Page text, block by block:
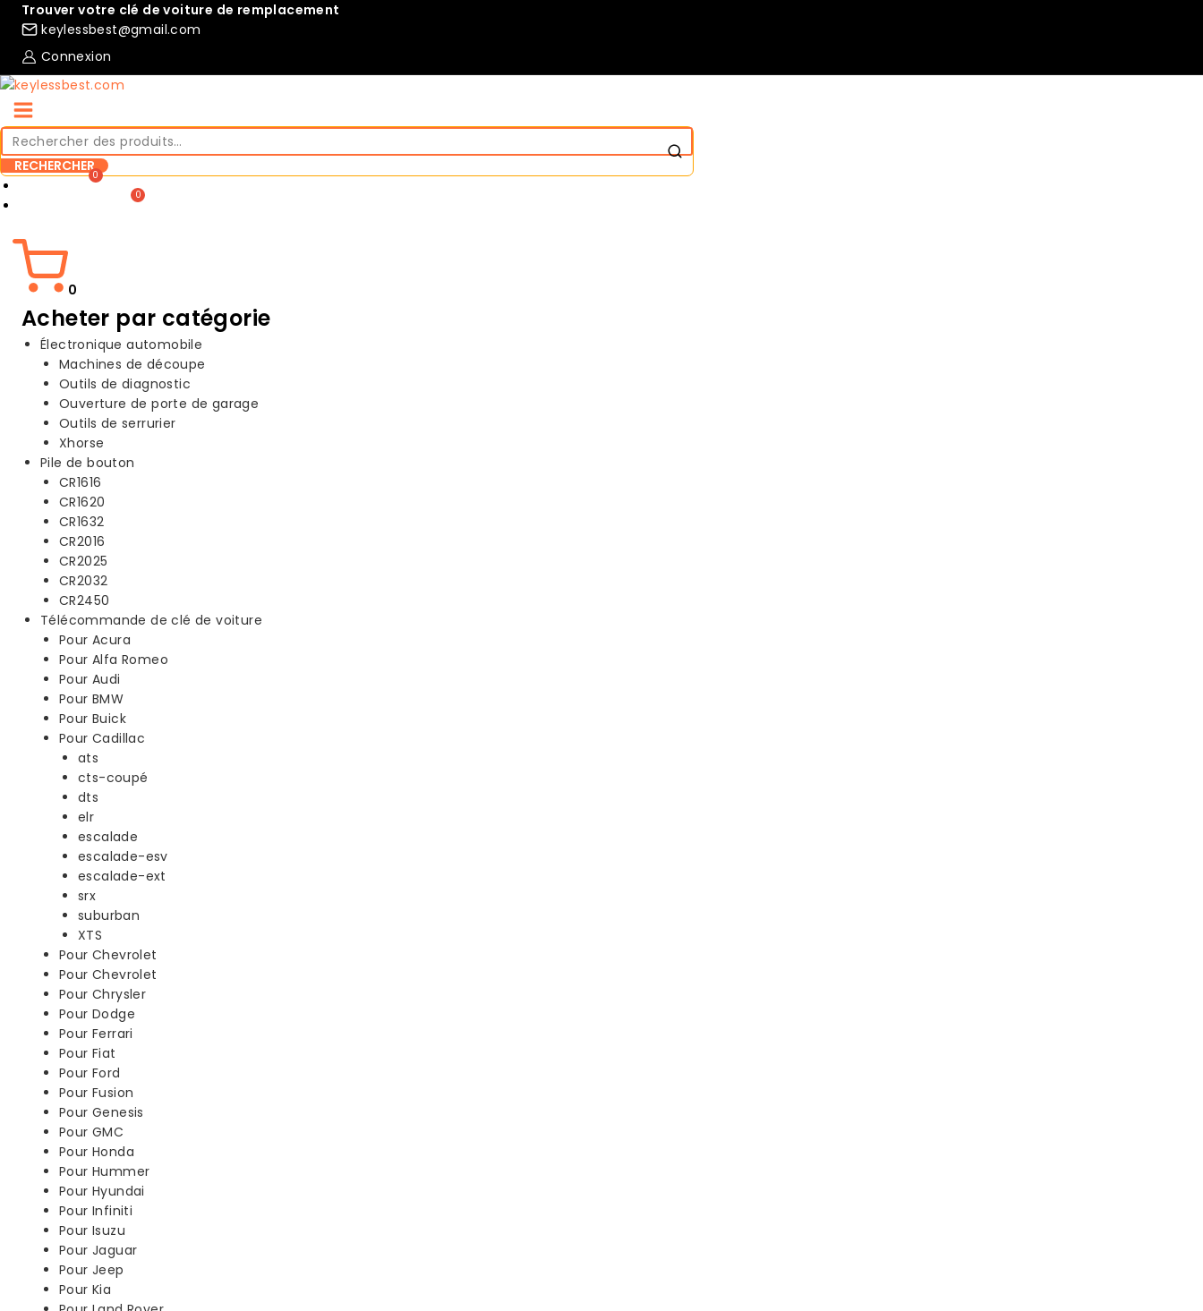
Passer
contenu
Trouver votre clé de voiture de remplacement
keylessbest@gmail.com
Connexion
Rechercher
:
RECHERCHER
Comparer
Liste de souhaits
0
Acheter par catégorie
Électronique automobile
Machines de découpe
Outils de diagnostic
Ouverture de porte de garage
Outils de serrurier
Xhorse
Pile de bouton
CR1616
CR1620
CR1632
CR2016
CR2025
CR2032
CR2450
Télécommande de clé de voiture
Pour Acura
Pour Alfa Romeo
Pour Audi
Pour BMW
Pour Buick
Pour Cadillac
ats
cts-coupé
dts
elr
escalade
escalade-esv
escalade-ext
srx
suburban
XTS
Pour Chevrolet
Pour Chevrolet
Pour Chrysler
Pour Dodge
Pour Ferrari
Pour Fiat
Pour Ford
Pour Fusion
Pour Genesis
Pour GMC
Pour Honda
Pour Hummer
Pour Hyundai
Pour Infiniti
Pour Isuzu
Pour Jaguar
Pour Jeep
Pour Kia